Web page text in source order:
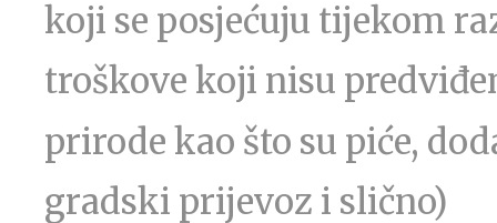
koji se posjećuju tijekom
troškove koji nisu
prirode kao što su piće,
gradski prijevoz i slično)